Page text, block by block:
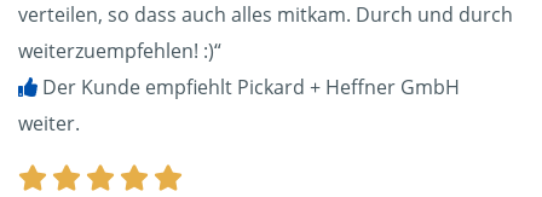
verteilen, so dass auch alles mitkam. Durch und durch
weiterzuempfehlen! :)“
Der Kunde empfiehlt Pickard + Heffner GmbH
weiter.